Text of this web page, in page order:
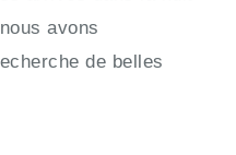
avons
de belles